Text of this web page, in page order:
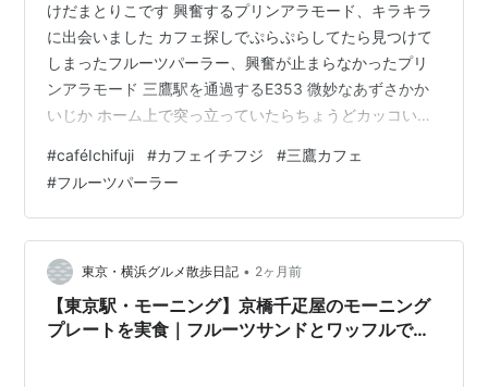
けだまとりこです 興奮するプリンアラモード、キラキラ
に出会いました カフェ探しでぷらぷらしてたら見つけて
しまったフルーツパーラー、興奮が止まらなかったプリ
ンアラモード 三鷹駅を通過するE353 微妙なあずさかか
いじか ホーム上で突っ立っていたらちょうどカッコいい
認すれば「あずさ」か「かいじ」がわかるのですがあえ
て… カフェイチフジ（caféIchifuji） 運命の出会い1軒目
この後に駅前ビルの銀座コージーコーナーでまったりし
てますが、ここのお店を通った時点では超はらぺこでし
た『何か…どこか…カフェ…』月曜日はお休み多かった
看板になにやら…
#caféIchifuji #カフェイチフジ #三鷹カフェ
#フルーツパーラー
東京・横浜グルメ散歩日記 • 2ヶ月前
【東京駅・モーニング】京橋千疋屋のモーニング
プレートを実食｜フルーツサンドとワッフルで優